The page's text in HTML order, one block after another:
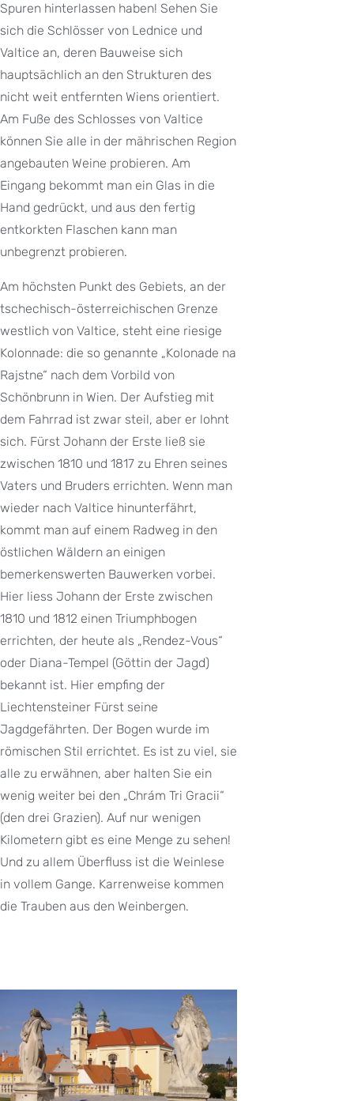
Spuren hinterlassen haben! Sehen Sie
sich die Schlösser von Lednice und
Valtice an, deren Bauweise sich
hauptsächlich an den Strukturen des
nicht weit entfernten Wiens orientiert.
Am Fuße des Schlosses von Valtice
können Sie alle in der mährischen Region
angebauten Weine probieren. Am
Eingang bekommt man ein Glas in die
Hand gedrückt, und aus den fertig
entkorkten Flaschen kann man
unbegrenzt probieren.
Am höchsten Punkt des Gebiets, an der
tschechisch-österreichischen Grenze
westlich von Valtice, steht eine riesige
Kolonnade: die so genannte „Kolonade na
Rajstne“ nach dem Vorbild von
Schönbrunn in Wien. Der Aufstieg mit
dem Fahrrad ist zwar steil, aber er lohnt
sich. Fürst Johann der Erste ließ sie
zwischen 1810 und 1817 zu Ehren seines
Vaters und Bruders errichten. Wenn man
wieder nach Valtice hinunterfährt,
kommt man auf einem Radweg in den
östlichen Wäldern an einigen
bemerkenswerten Bauwerken vorbei.
Hier liess Johann der Erste zwischen
1810 und 1812 einen Triumphbogen
errichten, der heute als „Rendez-Vous“
oder Diana-Tempel (Göttin der Jagd)
bekannt ist. Hier empfing der
Liechtensteiner Fürst seine
Jagdgefährten. Der Bogen wurde im
römischen Stil errichtet. Es ist zu viel, sie
alle zu erwähnen, aber halten Sie ein
wenig weiter bei den „Chrám Tri Gracii“
(den drei Grazien). Auf nur wenigen
Kilometern gibt es eine Menge zu sehen!
Und zu allem Überfluss ist die Weinlese
in vollem Gange. Karrenweise kommen
die Trauben aus den Weinbergen.